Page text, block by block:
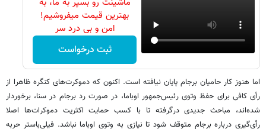
ماشینت رو بسپر به ما، به
بهترین قیمت میفروشیم!
امن و بی درد سر
ثبت درخواست
اما هنوز کار حامیان برجام پایان نیافته است. اکنون که دموکرت‌های کنگره ظاهرا از
رأی کافی برای حفظ وتوی رئیس‌جمهور اوباما، در صورت رد برجام در سنا، برخوردار
شده‌اند، مباحث جدیدی درگرفته تا با کسب حمایت اکثریت دموکرات‌ها اصلا
رأی‌گیری درباره برجام متوقف شود تا نیازی به وتوی اوباما نباشد. فیلی‌باستر حربه